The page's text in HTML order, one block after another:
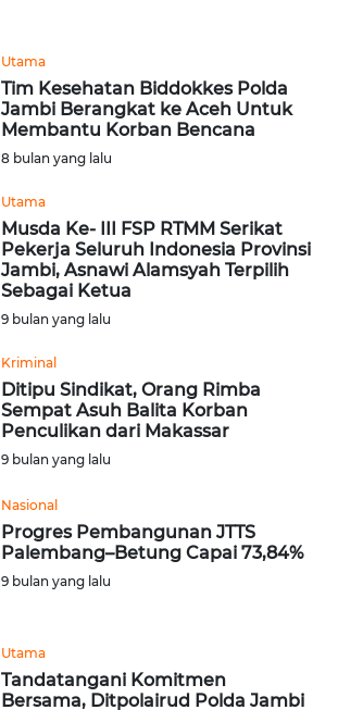
Utama
Tim Kesehatan Biddokkes Polda
Jambi Berangkat ke Aceh Untuk
Membantu Korban Bencana
8 bulan yang lalu
Utama
Musda Ke- III FSP RTMM Serikat
Pekerja Seluruh Indonesia Provinsi
Jambi, Asnawi Alamsyah Terpilih
Sebagai Ketua
9 bulan yang lalu
Kriminal
Ditipu Sindikat, Orang Rimba
Sempat Asuh Balita Korban
Penculikan dari Makassar
9 bulan yang lalu
Nasional
Progres Pembangunan JTTS
Palembang–Betung Capai 73,84%
9 bulan yang lalu
Utama
Tandatangani Komitmen
Bersama, Ditpolairud Polda Jambi